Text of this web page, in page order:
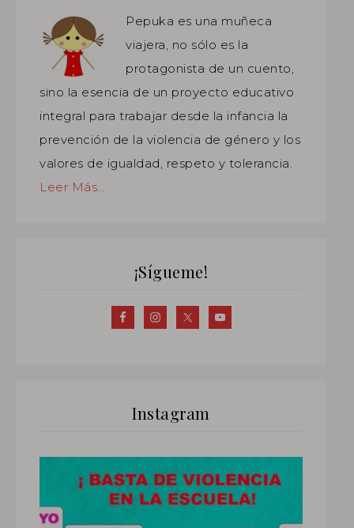
Pepuka es una muñeca
viajera, no sólo es la
protagonista de un cuento,
sino la esencia de un proyecto educativo
integral para trabajar desde la infancia la
prevención de la violencia de género y los
valores de igualdad, respeto y tolerancia.
Leer Más…
¡Sígueme!
Instagram